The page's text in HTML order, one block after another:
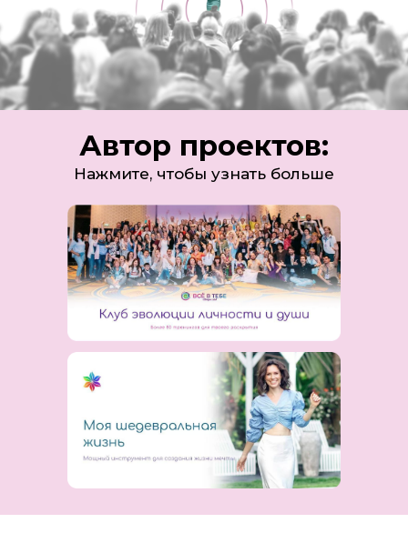
Автор проектов:
Нажмите, чтобы узнать больше